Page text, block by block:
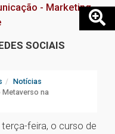
- Marketing
SOCIAIS
Notícias
na
feira, o curso de